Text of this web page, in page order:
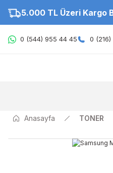
5.000 TL Üzeri Kargo
0 (544) 955 44 45 0
Anasayfa TONER